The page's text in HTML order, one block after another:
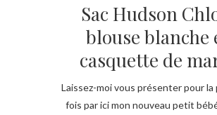
Sac Hudson
blouse blanche
casquette de
Laissez-moi vous présenter pour la
fois par ici mon nouveau petit